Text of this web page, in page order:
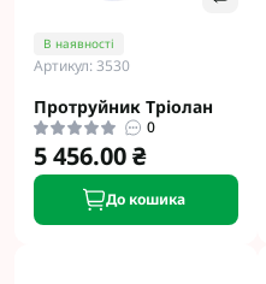
В наявності
Артикул: 3530
Протруйник Тріолан
0
5 456.00 ₴
До кошика